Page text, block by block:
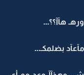
هآآ؟؟...
بضلمكـ...